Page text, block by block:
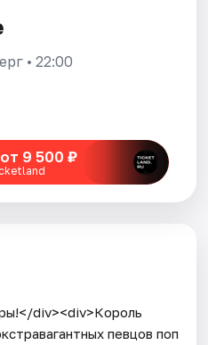
• 22:00
9 500 ₽
div><div>Король
певцов поп